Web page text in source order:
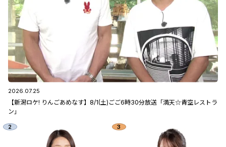
2026.07.25
【新潟ロケ! りんごあめなす】8/1(土)ごご6時30分放送「満天☆青空レストラ
ン」